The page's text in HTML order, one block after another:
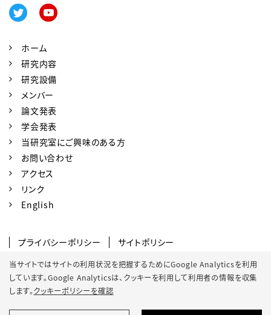
当サイトではサイトの利用状況を把握するためにGoogle Analyticsを利用
しています。Google Analyticsは、 クッキーを利用して利用者の情報を収集
します。クッキーポリシーを確認
ホーム
研究内容
研究設備
メンバー
論文発表
学会発表
当研究室にご興味のある方
お問い合わせ
アクセス
リンク
English
プライバシーポリシー
サイトポリシー
ソーシャルメディアポリシー
クッキーポリシー
サイトマップ